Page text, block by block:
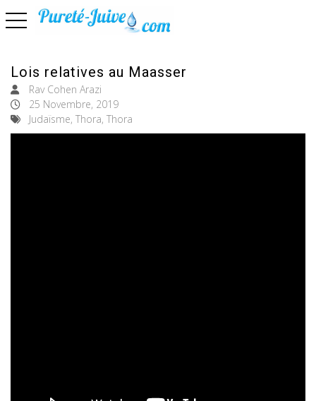
basculer la navigation
Lois relatives au Maasser
Rav Cohen Arazi
25 Novembre, 2019
Judaïsme, Thora, Thora